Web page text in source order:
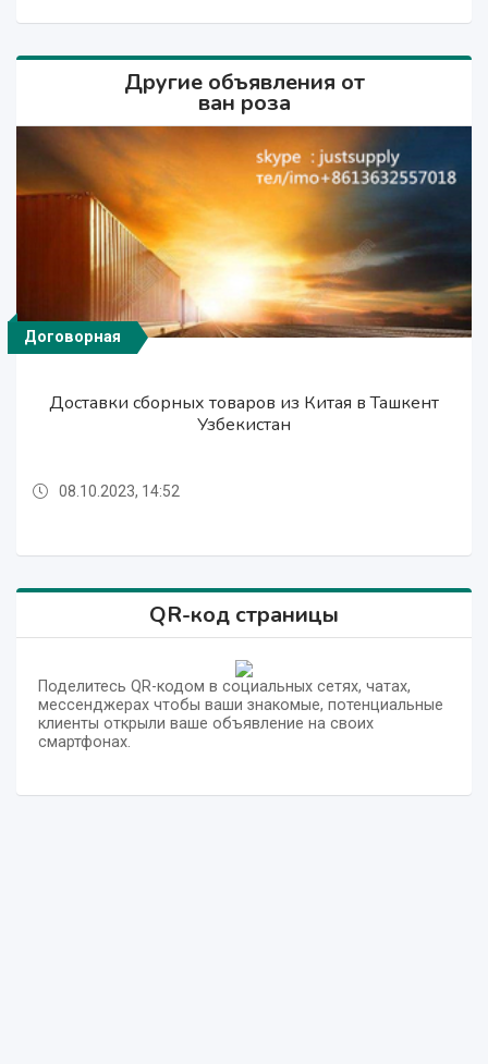
Другие объявления от
ван роза
Договорная
Доставки сборных товаров из Китая в Ташкент
Узбекистан
Договорная
Доставки сборных товаров из Китая в Ташкент
Узбекистан
Договорная
Доставки сборных товаров из Китая в Ташкент
Узбекистан
08.10.2023, 14:52
QR-код страницы
Поделитесь QR-кодом в социальных сетях, чатах,
мессенджерах чтобы ваши знакомые, потенциальные
клиенты открыли ваше объявление на своих
смартфонах.